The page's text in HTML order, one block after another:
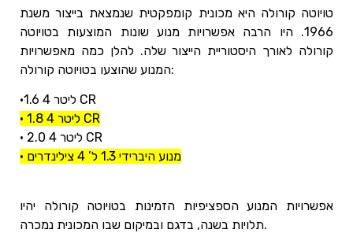
טויוטה קורולה היא מכונית קומפקטית שנמצאת בייצור משנת
1966. היו הרבה אפשרויות מנוע שונות המוצעות בטויוטה
קורולה לאורך היסטוריית הייצור שלה. להלן כמה מאפשרויות
המנוע שהוצעו בטויוטה קורולה:
•1.6 ליטר 4 CR
• 1.8 ליטר 4 CR
• 2.0 ליטר 4 CR
• מנוע היברידי 1.3 ל’ 4 צילינדרים
אפשרויות המנוע הספציפיות הזמינות בטויוטה קורולה יהיו
תלויות בשנה, בדגם ובמיקום שבו המכונית נמכרה.